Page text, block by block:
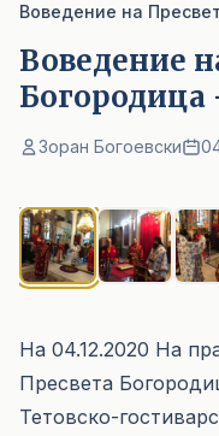
Воведение на
Воведение
Богородица
Зоран Богоевски
На 04.12.2020 На
Пресвета
Тетовско-